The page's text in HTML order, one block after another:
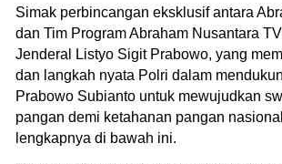
Simak perbincangan eksklusif antara
dan Tim Program Abraham Nusantara
Jenderal Listyo Sigit Prabowo, yang
dan langkah nyata Polri dalam
Prabowo Subianto untuk mewujudkan
pangan demi ketahanan pangan
lengkapnya di bawah ini.